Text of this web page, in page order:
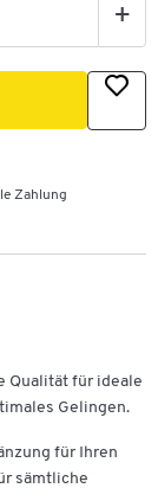
+
Zahlung
Qualität für ideale
Gelingen.
für Ihren
sämtliche